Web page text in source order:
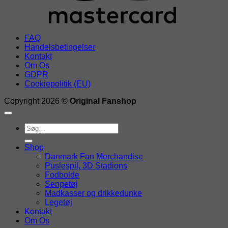
FAQ
Handelsbetingelser
Kontakt
Om Os
GDPR
Cookiepolitik (EU)
Copyright 2026 © Original Fanshop
Søg
efter:
Shop
Danmark Fan Merchandise
Puslespil, 3D Stadions
Fodbolde
Sengetøj
Madkasser og drikkedunke
Legetøj
Kontakt
Om Os